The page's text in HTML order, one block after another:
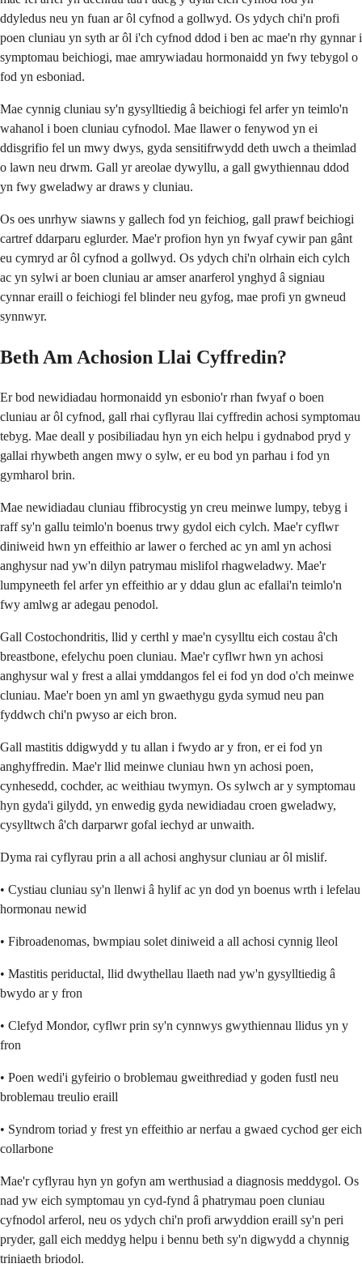
ddyledus neu yn fuan ar ôl cyfnod a gollwyd. Os ydych chi'n profi
poen cluniau yn syth ar ôl i'ch cyfnod ddod i ben ac mae'n rhy gynnar i
symptomau beichiogi, mae amrywiadau hormonaidd yn fwy tebygol o
fod yn esboniad.
Mae cynnig cluniau sy'n gysylltiedig â beichiogi fel arfer yn teimlo'n
wahanol i boen cluniau cyfnodol. Mae llawer o fenywod yn ei
ddisgrifio fel un mwy dwys, gyda sensitifrwydd deth uwch a theimlad
o lawn neu drwm. Gall yr areolae dywyllu, a gall gwythiennau ddod
yn fwy gweladwy ar draws y cluniau.
Os oes unrhyw siawns y gallech fod yn feichiog, gall prawf beichiogi
cartref ddarparu eglurder. Mae'r profion hyn yn fwyaf cywir pan gânt
eu cymryd ar ôl cyfnod a gollwyd. Os ydych chi'n olrhain eich cylch
ac yn sylwi ar boen cluniau ar amser anarferol ynghyd â signiau
cynnar eraill o feichiogi fel blinder neu gyfog, mae profi yn gwneud
synnwyr.
Beth Am Achosion Llai Cyffredin?
Er bod newidiadau hormonaidd yn esbonio'r rhan fwyaf o boen
cluniau ar ôl cyfnod, gall rhai cyflyrau llai cyffredin achosi symptomau
tebyg. Mae deall y posibiliadau hyn yn eich helpu i gydnabod pryd y
gallai rhywbeth angen mwy o sylw, er eu bod yn parhau i fod yn
gymharol brin.
Mae newidiadau cluniau ffibrocystig yn creu meinwe lumpy, tebyg i
raff sy'n gallu teimlo'n boenus trwy gydol eich cylch. Mae'r cyflwr
diniweid hwn yn effeithio ar lawer o ferched ac yn aml yn achosi
anghysur nad yw'n dilyn patrymau mislifol rhagweladwy. Mae'r
lumpyneeth fel arfer yn effeithio ar y ddau glun ac efallai'n teimlo'n
fwy amlwg ar adegau penodol.
Gall Costochondritis, llid y certhl y mae'n cysylltu eich costau â'ch
breastbone, efelychu poen cluniau. Mae'r cyflwr hwn yn achosi
anghysur wal y frest a allai ymddangos fel ei fod yn dod o'ch meinwe
cluniau. Mae'r boen yn aml yn gwaethygu gyda symud neu pan
fyddwch chi'n pwyso ar eich bron.
Gall mastitis ddigwydd y tu allan i fwydo ar y fron, er ei fod yn
anghyffredin. Mae'r llid meinwe cluniau hwn yn achosi poen,
cynhesedd, cochder, ac weithiau twymyn. Os sylwch ar y symptomau
hyn gyda'i gilydd, yn enwedig gyda newidiadau croen gweladwy,
cysylltwch â'ch darparwr gofal iechyd ar unwaith.
Dyma rai cyflyrau prin a all achosi anghysur cluniau ar ôl mislif.
• Cystiau cluniau sy'n llenwi â hylif ac yn dod yn boenus wrth i lefelau
hormonau newid
• Fibroadenomas, bwmpiau solet diniweid a all achosi cynnig lleol
• Mastitis periductal, llid dwythellau llaeth nad yw'n gysylltiedig â
bwydo ar y fron
• Clefyd Mondor, cyflwr prin sy'n cynnwys gwythiennau llidus yn y
fron
• Poen wedi'i gyfeirio o broblemau gweithrediad y goden fustl neu
broblemau treulio eraill
• Syndrom toriad y frest yn effeithio ar nerfau a gwaed cychod ger eich
collarbone
Mae'r cyflyrau hyn yn gofyn am werthusiad a diagnosis meddygol. Os
nad yw eich symptomau yn cyd-fynd â phatrymau poen cluniau
cyfnodol arferol, neu os ydych chi'n profi arwyddion eraill sy'n peri
pryder, gall eich meddyg helpu i bennu beth sy'n digwydd a chynnig
triniaeth briodol.